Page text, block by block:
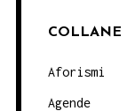
COLLANE
Aforismi
Agende